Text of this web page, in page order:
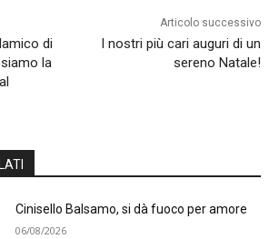
di
la
Articolo successivo
I nostri più cari auguri di un
sereno Natale!
Cinisello Balsamo, si dà fuoco per amore
06/08/2026